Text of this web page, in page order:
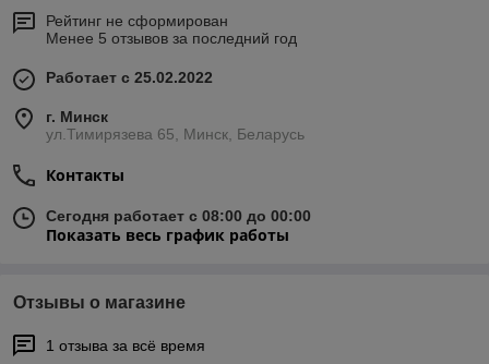
Рейтинг не сформирован
Менее 5 отзывов за последний год
Работает с 25.02.2022
г. Минск
ул.Тимирязева 65, Минск, Беларусь
Контакты
Сегодня работает с 08:00 до 00:00
Показать весь график работы
Отзывы о магазине
1 отзыва за всё время